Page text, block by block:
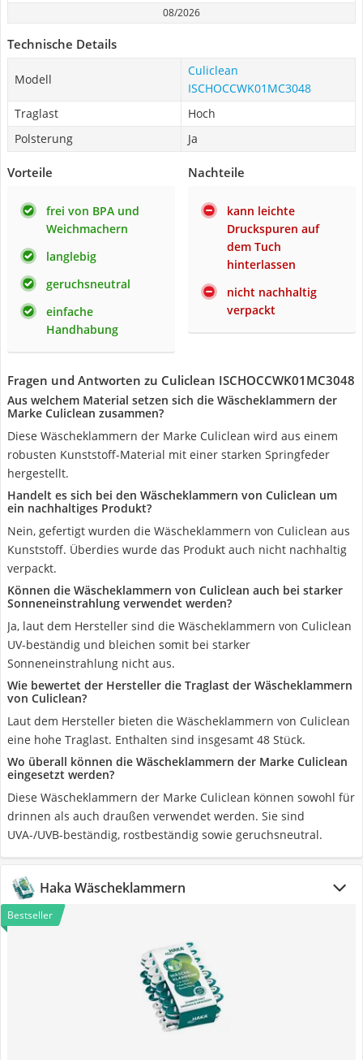
08/2026
Technische Details
Modell
Culiclean
ISCHOCCWK01MC3048
Traglast
Hoch
Polsterung
Ja
Vorteile
frei von BPA und
Weichmachern
langlebig
geruchsneutral
einfache
Handhabung
Nachteile
kann leichte
Druckspuren auf
dem Tuch
hinterlassen
nicht nachhaltig
verpackt
Fragen und Antworten zu Culiclean ISCHOCCWK01MC3048
Aus welchem Material setzen sich die Wäscheklammern der
Marke Culiclean zusammen?
Diese Wäscheklammern der Marke Culiclean wird aus einem
robusten Kunststoff-Material mit einer starken Springfeder
hergestellt.
Handelt es sich bei den Wäscheklammern von Culiclean um
ein nachhaltiges Produkt?
Nein, gefertigt wurden die Wäscheklammern von Culiclean aus
Kunststoff. Überdies wurde das Produkt auch nicht nachhaltig
verpackt.
Können die Wäscheklammern von Culiclean auch bei starker
Sonneneinstrahlung verwendet werden?
Ja, laut dem Hersteller sind die Wäscheklammern von Culiclean
UV-beständig und bleichen somit bei starker
Sonneneinstrahlung nicht aus.
Wie bewertet der Hersteller die Traglast der Wäscheklammern
von Culiclean?
Laut dem Hersteller bieten die Wäscheklammern von Culiclean
eine hohe Traglast. Enthalten sind insgesamt 48 Stück.
Wo überall können die Wäscheklammern der Marke Culiclean
eingesetzt werden?
Diese Wäscheklammern der Marke Culiclean können sowohl für
drinnen als auch draußen verwendet werden. Sie sind
UVA-/UVB-beständig, rostbeständig sowie geruchsneutral.
Haka Wäscheklammern
Bestseller